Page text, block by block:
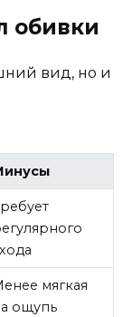
обивки
вид, но и
мягкая
ощупь